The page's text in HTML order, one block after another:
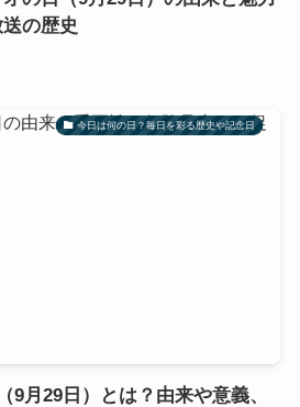
送の歴史
今日は何の日？毎日を彩る歴史や記念日
9月29日）とは？由来や意義、